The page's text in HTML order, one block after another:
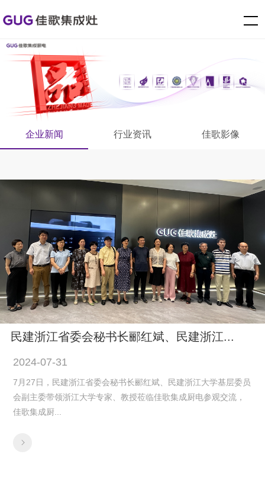
企业新闻 行业资讯 佳歌影像
民建浙江省委会秘书长郦红斌、民建浙江...
2024-07-31
7月27日，民建浙江省委会秘书长郦红斌、民建浙江大学基层委员
会副主委带领浙江大学专家、教授莅临佳歌集成厨电参观交流，
佳歌集成厨...